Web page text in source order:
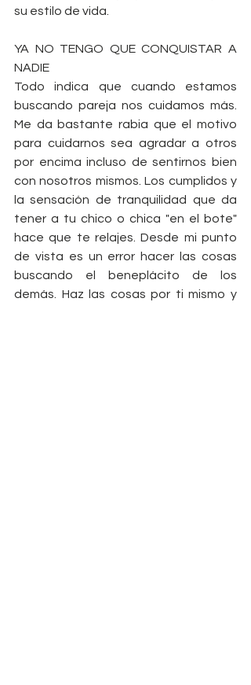
su estilo de vida.
YA NO TENGO QUE CONQUISTAR A
NADIE
Todo indica que cuando estamos
buscando pareja nos cuidamos más.
Me da bastante rabia que el motivo
para cuidarnos sea agradar a otros
por encima incluso de sentirnos bien
con nosotros mismos. Los cumplidos y
la sensación de tranquilidad que da
tener a tu chico o chica "en el bote"
hace que te relajes. Desde mi punto
de vista es un error hacer las cosas
buscando el beneplácito de los
demás. Haz las cosas por ti mismo y